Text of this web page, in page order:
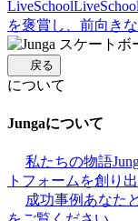
LiveSchool
を褒賞し、前向き
戻る
について
Jungaについて
私たちの物語
トフォームを創り
成功事例 あなた